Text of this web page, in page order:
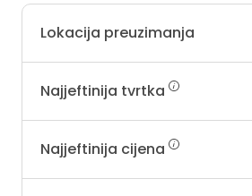
Lokacija preuzimanja
Najjeftinija tvrtka
Najjeftinija cijena